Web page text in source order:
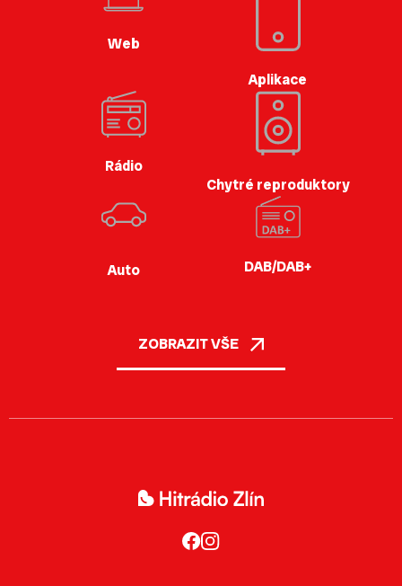
Web
Aplikace
Rádio
Chytré reproduktory
Auto DAB/DAB+
ZOBRAZIT VŠE